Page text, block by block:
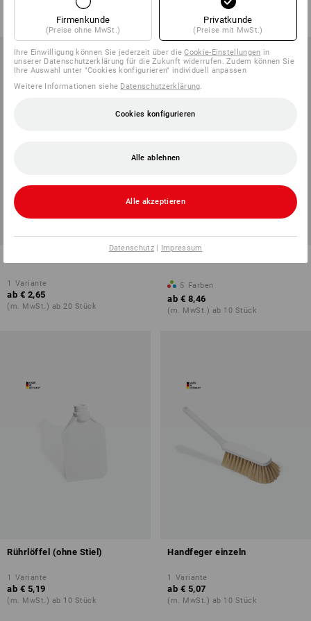
(m. MwSt.) ab 20 Stück (m. MwSt.) ab 40 Stück
1 Variante
ab € 2,65
(m. MwSt.) ab 20 Stück
5 Farben
ab € 8,46
(m. MwSt.) ab 10 Stück
Rührlöffel (ohne Stiel)
1 Variante
ab € 5,19
(m. MwSt.) ab 10 Stück
Handfeger einzeln
1 Variante
ab € 5,07
(m. MwSt.) ab 10 Stück
Firmenkunde
(Preise ohne MwSt.)
Privatkunde
(Preise mit MwSt.)
Ihre Einwilligung können Sie jederzeit über dieCookie-Einstellungen in
unserer Datenschutzerklärung für die Zukunft widerrufen. Zudem können Sie
Ihre Auswahl unter "Cookies konfigurieren" individuell anpassen
Weitere Informationen siehe Datenschutzerklärung.
Cookies konfigurieren
Alle ablehnen
Alle akzeptieren
Datenschutz| Impressum